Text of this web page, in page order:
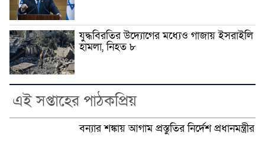
যুদ্ধবিরতির উদ্যোগের মধ্যেও গাজায় ইসরাইলি
হামলা, নিহত ৮
এই সপ্তাহের পাঠকপ্রিয়
বন্যার শঙ্কায় আগাম প্রস্তুতির নির্দেশ প্রধানমন্ত্রীর